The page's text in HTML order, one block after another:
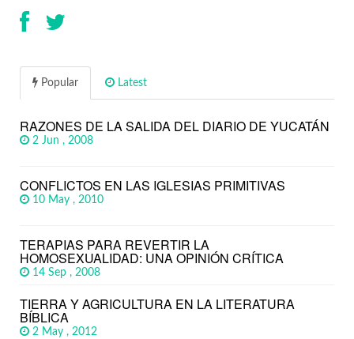
Popular Latest
RAZONES DE LA SALIDA DEL DIARIO DE YUCATÁN
2 Jun , 2008
CONFLICTOS EN LAS IGLESIAS PRIMITIVAS
10 May , 2010
TERAPIAS PARA REVERTIR LA
HOMOSEXUALIDAD: UNA OPINIÓN CRÍTICA
14 Sep , 2008
TIERRA Y AGRICULTURA EN LA LITERATURA
BÍBLICA
2 May , 2012